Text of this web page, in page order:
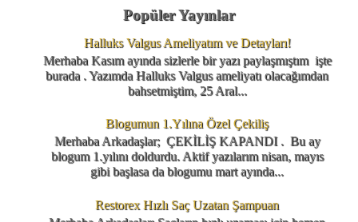
Popüler Yayınlar
Halluks Valgus Ameliyatım ve Detayları!
Merhaba Kasım ayında sizlerle bir yazı paylaşmıştım işte
burada . Yazımda Halluks Valgus ameliyatı olacağımdan
bahsetmiştim, 25 Aral...
Blogumun 1.Yılına Özel Çekiliş
Merhaba Arkadaşlar; ÇEKİLİŞ KAPANDI . Bu ay
blogum 1.yılını doldurdu. Aktif yazılarım nisan, mayıs
gibi başlasa da blogumu mart ayında...
Restorex Hızlı Saç Uzatan Şampuan